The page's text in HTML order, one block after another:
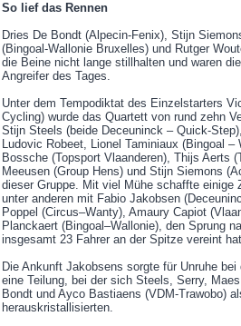
So lief das Rennen
Dries De Bondt (Alpecin-Fenix), Stijn
(Bingoal-Wallonie Bruxelles) und Rutger
die Beine nicht lange stillhalten und waren
Angreifer des Tages.
Unter dem Tempodiktat des Einzelstarters
Cycling) wurde das Quartett von rund zehn
Stijn Steels (beide Deceuninck – Quick-
Ludovic Robeet, Lionel Taminiaux (Bingoal –
Bossche (Topsport Vlaanderen), Thijs Aerts
Meeusen (Group Hens) und Stijn Siemons
dieser Gruppe. Mit viel Mühe schaffte einige
unter anderen mit Fabio Jakobsen
Poppel (Circus–Wanty), Amaury Capiot
Planckaert (Bingoal–Wallonie), den Sprung
insgesamt 23 Fahrer an der Spitze vereint
Die Ankunft Jakobsens sorgte für Unruhe
eine Teilung, bei der sich Steels, Serry,
Bondt und Ayco Bastiaens (VDM-Trawobo)
herauskristallisierten.